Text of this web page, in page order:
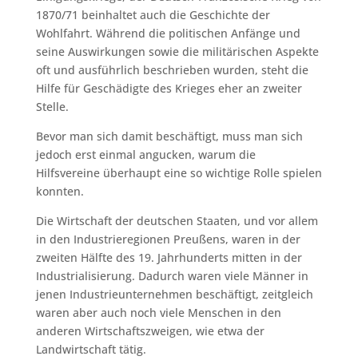
1870/71 beinhaltet auch die Geschichte der
Wohlfahrt. Während die politischen Anfänge und
seine Auswirkungen sowie die militärischen Aspekte
oft und ausführlich beschrieben wurden, steht die
Hilfe für Geschädigte des Krieges eher an zweiter
Stelle.
Bevor man sich damit beschäftigt, muss man sich
jedoch erst einmal angucken, warum die
Hilfsvereine überhaupt eine so wichtige Rolle spielen
konnten.
Die Wirtschaft der deutschen Staaten, und vor allem
in den Industrieregionen Preußens, waren in der
zweiten Hälfte des 19. Jahrhunderts mitten in der
Industrialisierung. Dadurch waren viele Männer in
jenen Industrieunternehmen beschäftigt, zeitgleich
waren aber auch noch viele Menschen in den
anderen Wirtschaftszweigen, wie etwa der
Landwirtschaft tätig.